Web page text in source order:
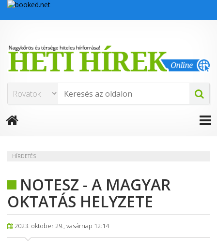
HÍRDETÉS
NOTESZ - A MAGYAR
OKTATÁS HELYZETE
2023. oktober 29., vasárnap 12:14